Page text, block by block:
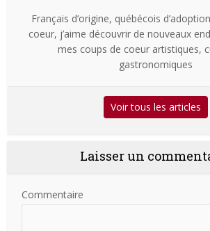
Français d’origine, québécois
coeur, j’aime découvrir de nouveaux
mes coups de coeur artistiques,
gastronomiques
Voir tous les articles
Laisser un
Commentaire